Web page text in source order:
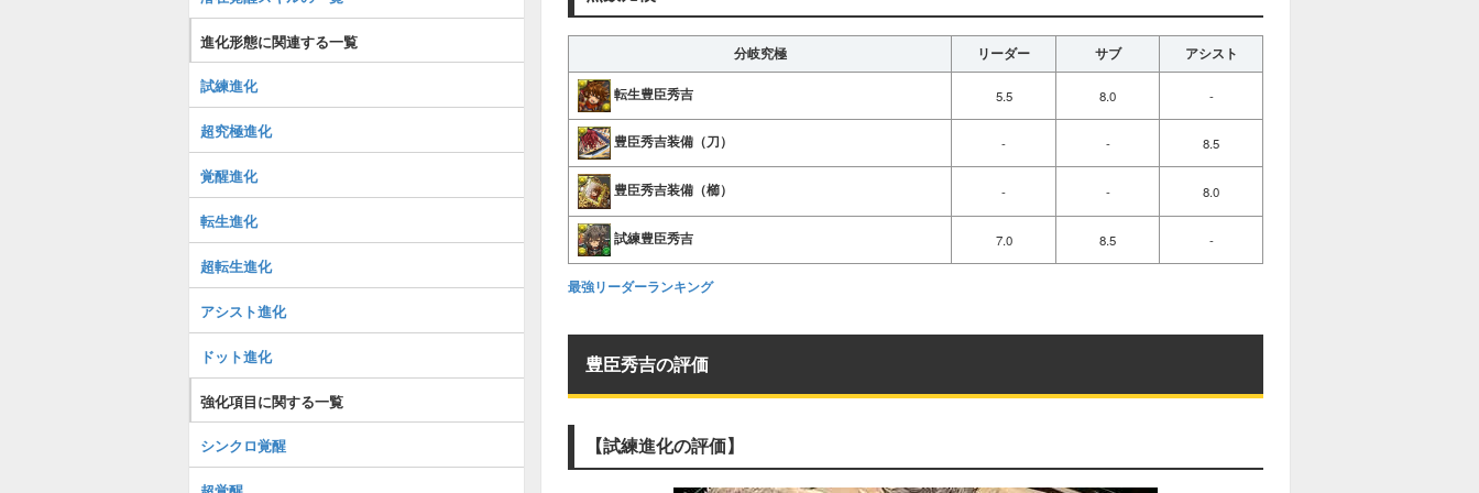
分岐究極 リーダー サブ アシスト
転生豊臣秀吉 5.5 8.0 -
豊臣秀吉装備（刀） - - 8.5
豊臣秀吉装備（櫛） - - 8.0
試練豊臣秀吉 7.0 8.5 -
最強リーダーランキング
豊臣秀吉の評価
【試練進化の評価】
進化形態に関連する一覧
試練進化
超究極進化
覚醒進化
転生進化
超転生進化
アシスト進化
ドット進化
強化項目に関する一覧
シンクロ覚醒